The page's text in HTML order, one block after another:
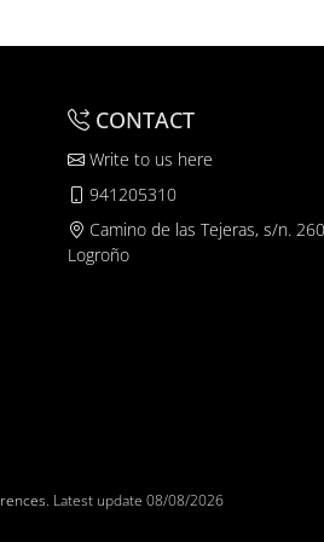
CONTACT
Write to us here
941205310
Camino de las Tejeras, s/n.
Logroño
. Latest update 08/08/2026